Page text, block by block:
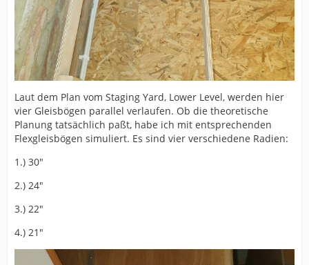
Laut dem Plan vom Staging Yard, Lower Level, werden hier
vier Gleisbögen parallel verlaufen. Ob die theoretische
Planung tatsächlich paßt, habe ich mit entsprechenden
Flexgleisbögen simuliert. Es sind vier verschiedene Radien:
1.) 30"
2.) 24"
3.) 22"
4.) 21"